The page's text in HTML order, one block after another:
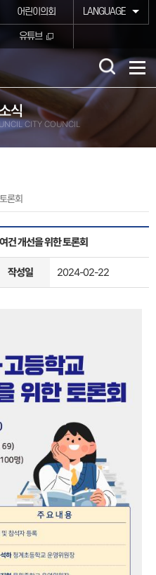
어린이의회 LANGUAGE
유튜브
식
CITY COUNCIL
론회
건 개선을 위한 토론회
작성일 2024-02-22